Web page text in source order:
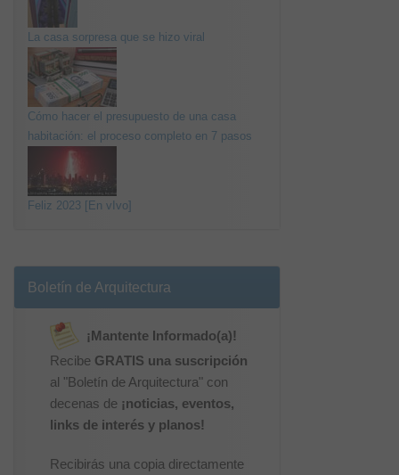
La casa sorpresa que se hizo viral
Cómo hacer el presupuesto de una casa
habitación: el proceso completo en 7 pasos
Feliz 2023 [En vIvo]
Boletín de Arquitectura
¡Mantente Informado(a)!
Recibe GRATIS una suscripción
al "Boletín de Arquitectura" con
decenas de ¡noticias, eventos,
links de interés y planos!
Recibirás una copia directamente